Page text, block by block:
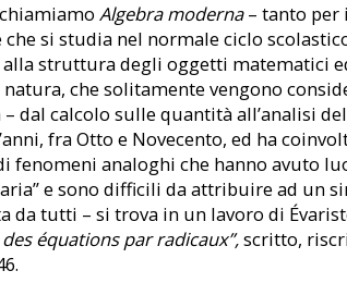
Algebra moderna – tanto per
si studia nel normale ciclo
struttura degli oggetti matematici
che solitamente vengono
dal calcolo sulle quantità all’analisi
fra Otto e Novecento, ed ha
fenomeni analoghi che hanno avuto
e sono difficili da attribuire ad un
da tutti – si trova in un lavoro di
équations par radicaux”,scritto,